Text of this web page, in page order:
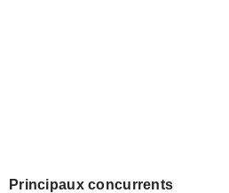
Principaux concurrents